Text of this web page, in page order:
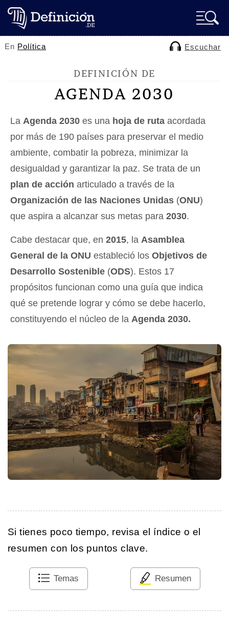
En Política Escuchar
DEFINICIÓN DE
AGENDA 2030
La Agenda 2030 es una hoja de ruta acordada
por más de 190 países para preservar el medio
ambiente, combatir la pobreza, minimizar la
desigualdad y garantizar la paz. Se trata de un
plan de acción articulado a través de la
Organización de las Naciones Unidas (ONU)
que aspira a alcanzar sus metas para 2030.
Cabe destacar que, en 2015, la Asamblea
General de la ONU estableció los Objetivos de
Desarrollo Sostenible (ODS). Estos 17
propósitos funcionan como una guía que indica
qué se pretende lograr y cómo se debe hacerlo,
constituyendo el núcleo de la Agenda 2030.
Si tienes poco tiempo, revisa el índice o el
resumen con los puntos clave.
Temas Resumen